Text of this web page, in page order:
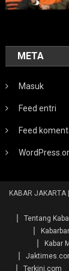
META
Masuk
Feed entri
Feed
KABAR JAKARTA
Tentang
Kabar
Terkini.com